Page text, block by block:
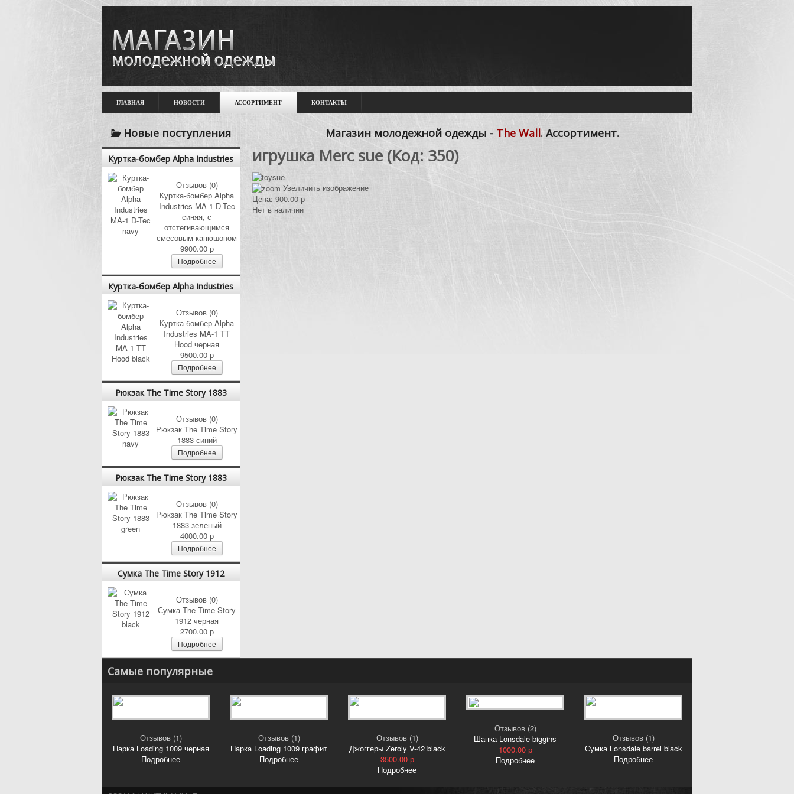
ГЛАВНАЯ НОВОСТИ АССОРТИМЕНТ КОНТАКТЫ
Новые поступления
Куртка-бомбер Alpha Industries
MA-1 D-Tec navy
Отзывов (0)
Куртка-бомбер Alpha
Industries MA-1 D-Tec
синяя, с
отстегивающимся
смесовым капюшоном
9900.00 р
Подробнее
Куртка-бомбер Alpha Industries
MA-1 TT Hood black
Отзывов (0)
Куртка-бомбер Alpha
Industries MA-1 TT
Hood черная
9500.00 р
Подробнее
Рюкзак The Time Story 1883
navy
Отзывов (0)
Рюкзак The Time Story
1883 синий
Подробнее
Рюкзак The Time Story 1883
green
Отзывов (0)
Рюкзак The Time Story
1883 зеленый
4000.00 р
Подробнее
Сумка The Time Story 1912
black
Отзывов (0)
Сумка The Time Story
1912 черная
2700.00 р
Подробнее
Магазин молодежной одежды - The Wall. Ассортимент.
игрушка Merc sue(Код:350)
Увеличить изображение
Цена:900.00 р
Нет в наличии
Самые популярные
Отзывов (1)
Парка Loading 1009 черная
Подробнее
Отзывов (1)
Парка Loading 1009 графит
Подробнее
Отзывов (1)
Джоггеры Zeroly V-42 black
3500.00 р
Подробнее
Отзывов (2)
Шапка Lonsdale biggins
1000.00 р
Подробнее
Отзывов (1)
Сумка Lonsdale barrel black
Подробнее